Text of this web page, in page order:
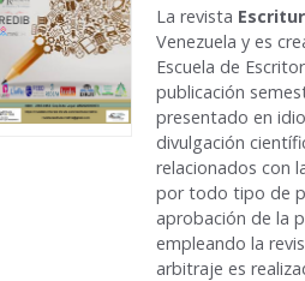
La revista
Venezuela y es
Escuela de
publicación
presentado en
divulgación
relacionados con
por todo tipo de
aprobación de la
empleando la
arbitraje es